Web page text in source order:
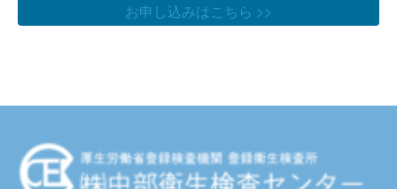
お申し込みはこちら >>